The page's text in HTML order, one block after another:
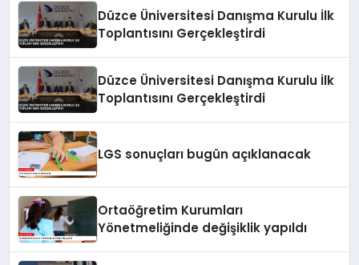
Düzce Üniversitesi Danışma Kurulu İlk
Toplantısını Gerçekleştirdi
Düzce Üniversitesi Danışma Kurulu İlk
Toplantısını Gerçekleştirdi
LGS sonuçları bugün açıklanacak
Ortaöğretim Kurumları
Yönetmeliğinde değişiklik yapıldı